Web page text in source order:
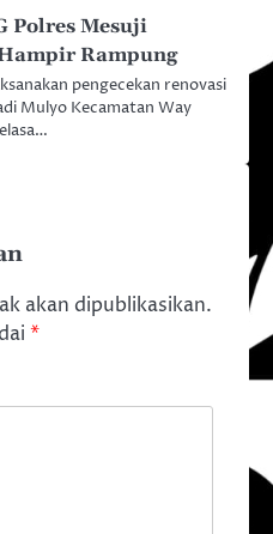
Polres Mesuji
Rampung
pengecekan renovasi
Mulyo Kecamatan Way
akan dipublikasikan.
*